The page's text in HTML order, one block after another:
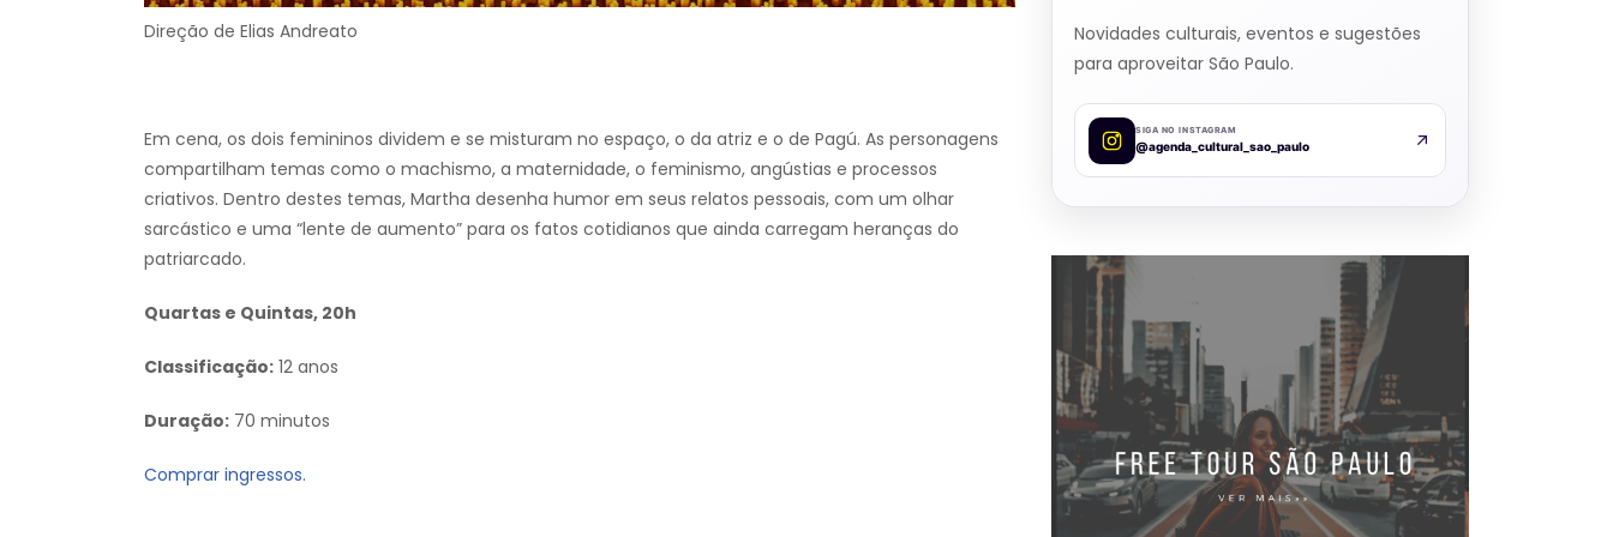
Direção de Elias Andreato
Em cena, os dois femininos dividem e se misturam no espaço, o da atriz e o de Pagú. As personagens
compartilham temas como o machismo, a maternidade, o feminismo, angústias e processos
criativos. Dentro destes temas, Martha desenha humor em seus relatos pessoais, com um olhar
sarcástico e uma “lente de aumento” para os fatos cotidianos que ainda carregam heranças do
patriarcado.
Quartas e Quintas, 20h
Classificação: 12 anos
Duração: 70 minutos
Comprar ingressos.
Novidades culturais, eventos e sugestões
para aproveitar São Paulo.
SIGA NO INSTAGRAM
@agenda_cultural_sao_paulo